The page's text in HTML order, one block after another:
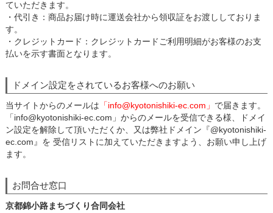
ていただきます。
・代引き：商品お届け時に運送会社から領収証をお渡ししておりま
す。
・クレジットカード：クレジットカードご利用明細がお客様のお支
払いを示す書面となります。
ドメイン設定をされているお客様へのお願い
当サイトからのメールは 「info@kyotonishiki-ec.com」 で届きます。
「info@kyotonishiki-ec.com」からのメールを受信できる様、ドメイ
ン設定を解除して頂いただくか、又は弊社ドメイン『@kyotonishiki-
ec.com』を 受信リストに加えていただきますよう、お願い申し上げ
ます。
お問合せ窓口
京都錦小路まちづくり合同会社